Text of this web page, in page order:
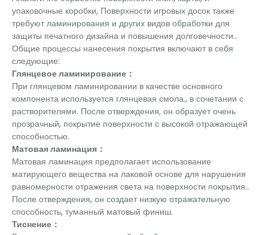
упаковочные коробки, Поверхности игровых досок также
требуют ламинирования и других видов обработки для
защиты печатного дизайна и повышения долговечности..
Общие процессы нанесения покрытия включают в себя
следующие:
Глянцевое ламинирование：
При глянцевом ламинировании в качестве основного
компонента используется глянцевая смола., в сочетании с
растворителями. После отверждения, он образует очень
прозрачный, покрытие поверхности с высокой отражающей
способностью.
Матовая ламинация：
Матовая ламинация предполагает использование
матирующего вещества на лаковой основе для нарушения
равномерности отражения света на поверхности покрытия..
После отверждения, он создает низкую отражательную
способность, туманный матовый финиш.
Тиснение：